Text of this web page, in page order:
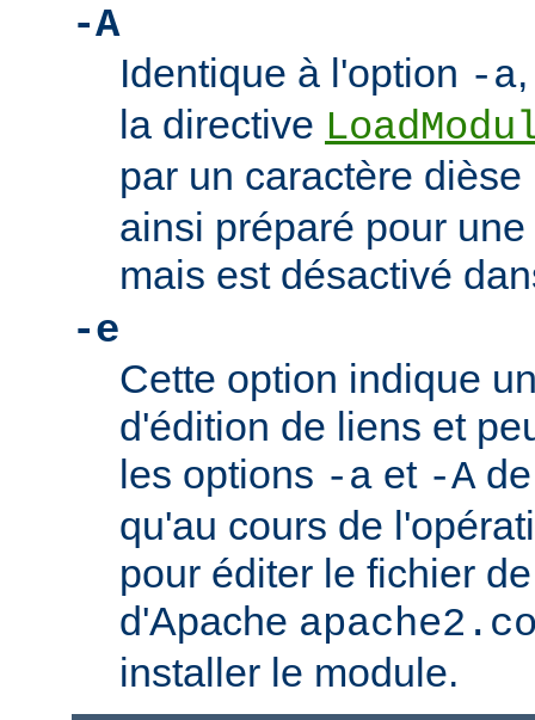
-A
Identique à l'option -a
la directive
par un caractère dièse
ainsi préparé pour
mais est désactivé
-e
Cette option indique
d'édition de liens et
les options -a et -A
qu'au cours de
pour éditer le fichier
d'Apache
installer le module.